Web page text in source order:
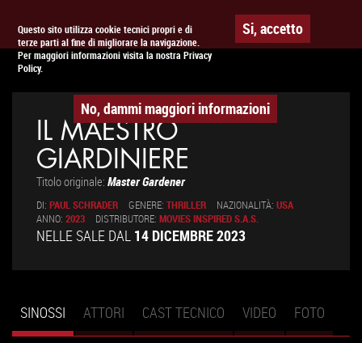
Questo sito utilizza cookie tecnici propri e di
terze parti al fine di migliorare la navigazione.
Per maggiori informazioni visita la nostra Privacy
Policy.
Si, accetto
No, dammi maggiori informazioni
APPUNTAMENTO AL CINEMA
IL MAESTRO
GIARDINIERE
Titolo originale: Master Gardener
DI: PAUL SCHRADER GENERE: THRILLER NAZIONALITÀ: USA
ANNO: 2023 DISTRIBUTORE: MOVIES INSPIRED S.A.S.
NELLE SALE DAL 14 DICEMBRE 2023
Schede primarie
SINOSSI (SCHEDA
ATTIVA)
ATTORI CAST TECNICO VIDEO FOTO